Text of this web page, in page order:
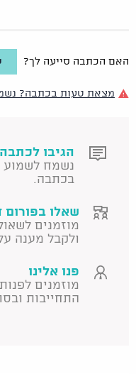
האם הכתבה סייעה לך?
מצאת טעות בכתבה?
הגיבו לכתבה
נשמח לשמוע
בכתבה.
שאלו בפורום
מוזמנים
ולקבל מענה
פנו אלינו
מוזמנים
התחייבות